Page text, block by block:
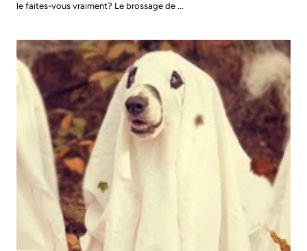
le faites-vous vraiment? Le brossage de ...